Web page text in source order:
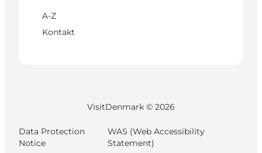
A-Z
Kontakt
VisitDenmark © 2026
Data Protection
Notice
WAS (Web Accessibility
Statement)